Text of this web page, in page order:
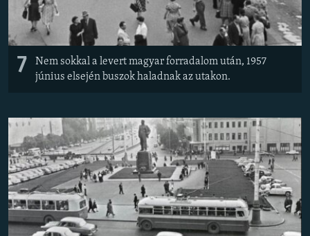
7
Nem sokkal a levert magyar forradalom után, 1957
június elsején buszok haladnak az utakon.